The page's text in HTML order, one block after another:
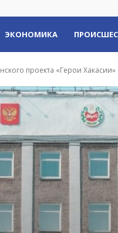
ЭКОНОМИКА
проекта «Герои Хакасии»